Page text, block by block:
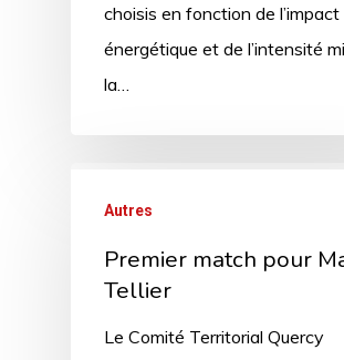
choisis en fonction de l’impact
énergétique et de l’intensité
la…
Autres
Premier match pour
Tellier
Le Comité Territorial Quercy